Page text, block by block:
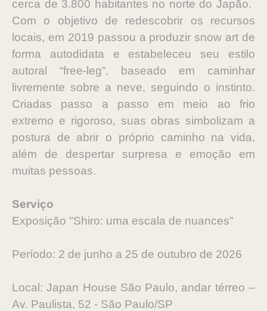
cerca de 3.800 habitantes no norte do Japão. ​
C​om o objetivo de redescobrir os recursos
locais, ​em 2019 ​passou a produzir snow art de
forma autodidata e estabeleceu seu estilo
autoral “​f​ree-leg”, baseado em caminhar
livremente sobre a neve, seguindo o instinto.
Criadas passo a passo em meio ao frio
extremo e rigoroso, suas obras simbolizam a
postura de abrir o próprio caminho na vida,
além de despertar surpresa e emoção em
muitas pessoas.
Serviço
Exposição "Shiro: uma escala de nuances”
Período: 2 de junho a 25 de outubro de 2026
Local: Japan House São Paulo, andar térreo –
Av. Paulista, 52 - São Paulo/SP